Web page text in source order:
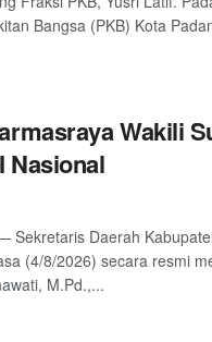
Bangsa (PKB) Kota
Wakili
Nasional
Sekretaris Daerah
(4/8/2026) secara resmi
M.Pd.,...